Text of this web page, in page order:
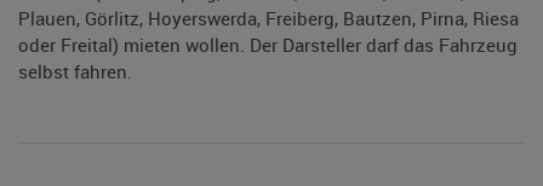
Plauen, Görlitz, Hoyerswerda, Freiberg, Bautzen, Pirna, Riesa
oder Freital) mieten wollen. Der Darsteller darf das Fahrzeug
selbst fahren.